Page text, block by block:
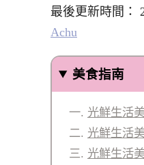
最後更新時間：
Achu
美食指南
光鮮生活
光鮮生活
光鮮生活